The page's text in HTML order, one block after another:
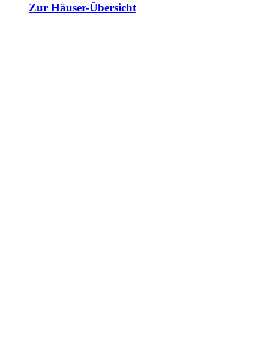
Zur Häuser-Übersicht